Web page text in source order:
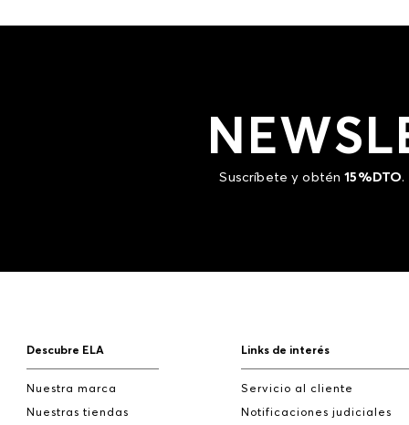
Suscríbete y obtén15%DTO.
Descubre ELA
Nuestra marca
Nuestras tiendas
Links de interés
Servicio al cliente
Notificaciones judiciales